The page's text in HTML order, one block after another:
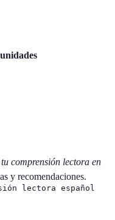
comprensión lectora en
y recomendaciones.
lectora español